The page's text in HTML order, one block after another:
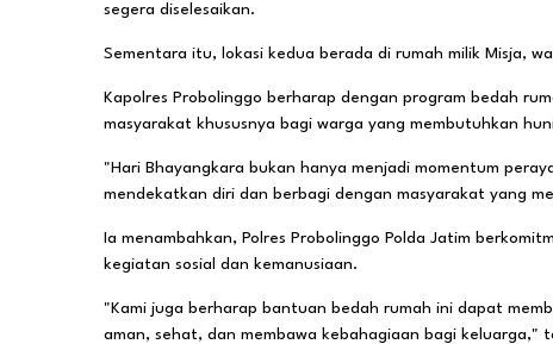
segera diselesaikan.
Sementara itu, lokasi kedua berada di rumah milik Misja,
Kapolres Probolinggo berharap dengan program bedah
masyarakat khususnya bagi warga yang membutuhkan
"Hari Bhayangkara bukan hanya menjadi momentum
mendekatkan diri dan berbagi dengan masyarakat yang
Ia menambahkan, Polres Probolinggo Polda Jatim
kegiatan sosial dan kemanusiaan.
"Kami juga berharap bantuan bedah rumah ini dapat
aman, sehat, dan membawa kebahagiaan bagi keluarga,"